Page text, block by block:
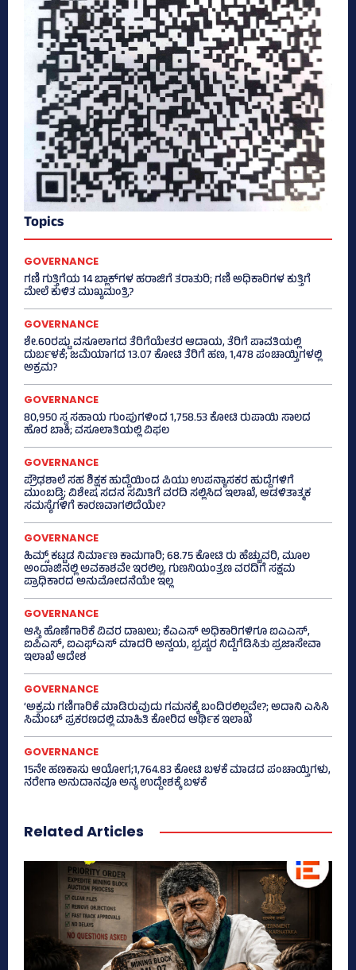
Topics
GOVERNANCE
ಗಣಿ ಗುತ್ತಿಗೆಯ 14 ಬ್ಲಾಕ್‌ಗಳ ಹರಾಜಿಗೆ ತರಾತುರಿ; ಗಣಿ ಅಧಿಕಾರಿಗಳ ಕುತ್ತಿಗೆ
ಮೇಲೆ ಕುಳಿತ ಮುಖ್ಯಮಂತ್ರಿ?
GOVERNANCE
ಶೇ.60ರಷ್ಟು ವಸೂಲಾಗದ ತೆರಿಗೆಯೇತರ ಆದಾಯ, ತೆರಿಗೆ ಪಾವತಿಯಲ್ಲಿ
ದುರ್ಬಳಕೆ; ಜಮೆಯಾಗದ 13.07 ಕೋಟಿ ತೆರಿಗೆ ಹಣ, 1,478 ಪಂಚಾಯ್ತಿಗಳಲ್ಲಿ
ಅಕ್ರಮ?
GOVERNANCE
80,950 ಸ್ವ ಸಹಾಯ ಗುಂಪುಗಳಿಂದ 1,758.53 ಕೋಟಿ ರುಪಾಯಿ ಸಾಲದ
ಹೊರ ಬಾಕಿ; ವಸೂಲಾತಿಯಲ್ಲಿ ವಿಫಲ
GOVERNANCE
ಪ್ರೌಢಶಾಲೆ ಸಹ ಶಿಕ್ಷಕ ಹುದ್ದೆಯಿಂದ ಪಿಯು ಉಪನ್ಯಾಸಕರ ಹುದ್ದೆಗಳಿಗೆ
ಮುಂಬಡ್ತಿ; ವಿಶೇಷ ಸದನ ಸಮಿತಿಗೆ ವರದಿ ಸಲ್ಲಿಸಿದ ಇಲಾಖೆ, ಆಡಳಿತಾತ್ಮಕ
ಸಮಸ್ಯೆಗಳಿಗೆ ಕಾರಣವಾಗಲಿದೆಯೇ?
GOVERNANCE
ಹಿಮ್ಸ್‌ ಕಟ್ಟಡ ನಿರ್ಮಾಣ ಕಾಮಗಾರಿ; 68.75 ಕೋಟಿ ರು ಹೆಚ್ಚುವರಿ, ಮೂಲ
ಅಂದಾಜಿನಲ್ಲಿ ಅವಕಾಶವೇ ಇರಲಿಲ್ಲ, ಗುಣನಿಯಂತ್ರಣ ವರದಿಗೆ ಸಕ್ಷಮ
ಪ್ರಾಧಿಕಾರದ ಅನುಮೋದನೆಯೇ ಇಲ್ಲ
GOVERNANCE
ಆಸ್ತಿ ಹೊಣೆಗಾರಿಕೆ ವಿವರ ದಾಖಲು; ಕೆಎಎಸ್ ಅಧಿಕಾರಿಗಳಿಗೂ ಐಎಎಸ್‌,
ಐಪಿಎಸ್‌, ಐಎಫ್‌ಎಸ್‌ ಮಾದರಿ ಅನ್ವಯ, ಭ್ರಷ್ಟರ ನಿದ್ದೆಗೆಡಿಸಿತು ಪ್ರಜಾಸೇವಾ
ಇಲಾಖೆ ಆದೇಶ
GOVERNANCE
‘ಅಕ್ರಮ ಗಣಿಗಾರಿಕೆ ಮಾಡಿರುವುದು ಗಮನಕ್ಕೆ ಬಂದಿರಲಿಲ್ಲವೇ?; ಅದಾನಿ ಎಸಿಸಿ
ಸಿಮೆಂಟ್ ಪ್ರಕರಣದಲ್ಲಿ ಮಾಹಿತಿ ಕೋರಿದ ಆರ್ಥಿಕ ಇಲಾಖೆ
GOVERNANCE
15ನೇ ಹಣಕಾಸು ಆಯೋಗ;1,764.83 ಕೋಟಿ ಬಳಕೆ ಮಾಡದ ಪಂಚಾಯ್ತಿಗಳು,
ನರೇಗಾ ಅನುದಾನವೂ ಅನ್ಯ ಉದ್ದೇಶಕ್ಕೆ ಬಳಕೆ
Related Articles